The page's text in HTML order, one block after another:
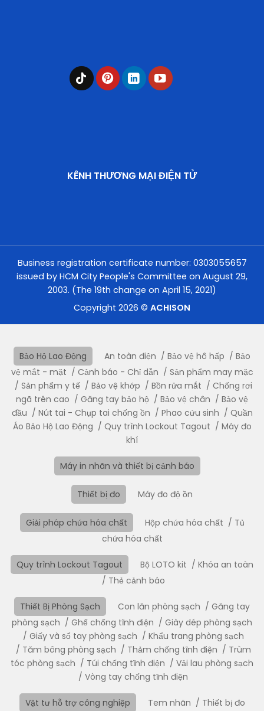
KÊNH THƯƠNG MẠI ĐIỆN TỬ
Business registration certificate number: 0303055657
issued by HCM City People's Committee on August 29,
2003. (The 19th change on April 15, 2021)
Copyright 2026 © ACHISON
Bảo Hộ Lao Động An toàn điện Bảo vệ hô hấp
Bảo
vệ mắt - mặt
Cảnh báo - Chỉ dẫn
Sản phẩm may mặc
Sản phẩm y tế
Bảo vệ khớp Bồn rửa mắt
Chống rơi
ngã trên cao
Găng tay bảo hộ Bảo vệ chân
Bảo vệ
đầu
Nút tai - Chụp tai chống ồn Phao cứu sinh
Quần
Áo Bảo Hộ Lao Động
Quy trình Lockout Tagout
Máy đo
khí
Máy in nhãn và thiết bị cảnh báo
Thiết bị đo Máy đo độ ồn
Giải pháp chứa hóa chất Hộp chứa hóa chất
Tủ
chứa hóa chất
Quy trình Lockout Tagout Bộ LOTO kit
Khóa an toàn
Thẻ cảnh báo
Thiết Bị Phòng Sạch Con lăn phòng sạch
Găng tay
phòng sạch
Ghế chống tĩnh điện
Giày dép phòng sạch
Giấy và sổ tay phòng sạch
Khẩu trang phòng sạch
Tăm bông phòng sạch
Thảm chống tĩnh điện
Trùm
tóc phòng sạch
Túi chống tĩnh điện
Vải lau phòng sạch
Vòng tay chống tĩnh điện
Vật tư hỗ trợ công nghiệp Tem nhãn Thiết bị đo